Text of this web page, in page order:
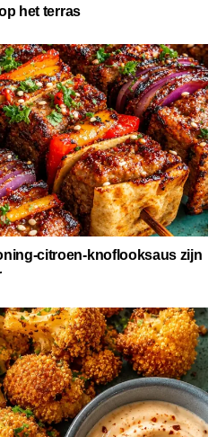
het terras
citroen-knoflooksaus zijn